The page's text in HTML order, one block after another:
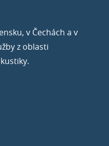
v Čechách a v
z oblasti